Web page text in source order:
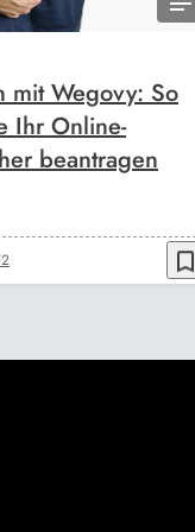
mit Wegovy: So
Ihr Online-
beantragen
bookmark_border